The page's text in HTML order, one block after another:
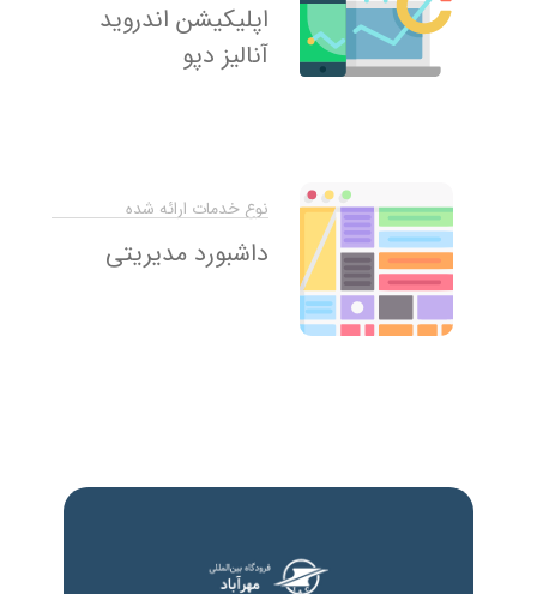
اپلیکیشن اندروید
آنالیز دپو
نوع خدمات ارائه شده
داشبورد مدیریتی